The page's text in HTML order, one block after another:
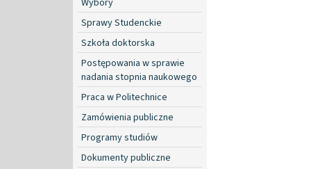
Sprawy Studenckie
Szkoła doktorska
Postępowania w sprawie
nadania stopnia naukowego
Praca w Politechnice
Zamówienia publiczne
Programy studiów
Dokumenty publiczne